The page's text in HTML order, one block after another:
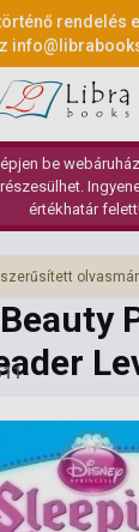
rendelés
be
értékhatár